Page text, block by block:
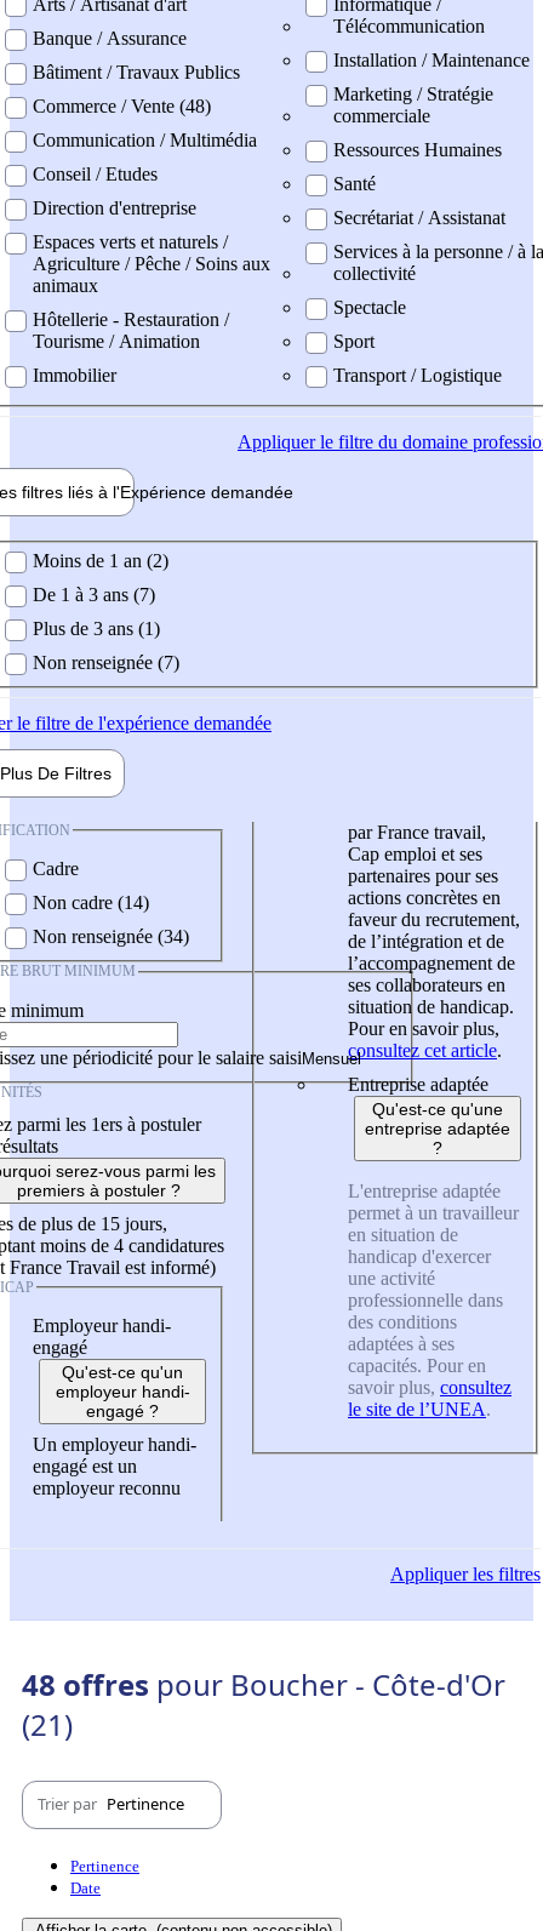
Banque / Assurance
Bâtiment / Travaux Publics
Commerce / Vente (48)
Communication / Multimédia
Conseil / Etudes
Direction d'entreprise
Espaces verts et naturels /
Agriculture / Pêche / Soins aux
animaux
Hôtellerie - Restauration /
Tourisme / Animation
Immobilier
Télécommunication
Installation / Maintenance
Marketing / Stratégie
commerciale
Ressources Humaines
Santé
Secrétariat / Assistanat
Services à la personne / à la
collectivité
Spectacle
Sport
Transport / Logistique
Appliquerle filtre du domaine
filtres liés à l'Expérience demandée
demandée
Moins de 1 an (2)
De 1 à 3 ans (7)
Plus de 3 ans (1)
Non renseignée (7)
le filtre de l'expérience demandée
Plus De Filtres
Cadre
Non cadre (14)
Non renseignée (34)
BRUT MINIMUM
minimum
une périodicité pour le salaire saisi
parmi les 1ers à postuler
serez-vous parmi les
premiers à postuler ?
de plus de 15 jours,
moins de 4 candidatures
France Travail est informé)
Employeur handi-
engagé
Qu'est-ce qu'un
employeur handi-
engagé ?
Un employeur handi-
engagé est un
employeur reconnu
par France travail,
Cap emploi et ses
partenaires pour ses
actions concrètes en
faveur du recrutement,
de l’intégration et de
l’accompagnement de
ses collaborateurs en
situation de handicap.
Pour en savoir plus,
consultez cet article.
Entreprise adaptée
Qu'est-ce qu'une
entreprise adaptée
?
L'entreprise adaptée
permet à un travailleur
en situation de
handicap d'exercer
une activité
professionnelle dans
des conditions
adaptées à ses
capacités. Pour en
savoir plus, consultez
le site de l’UNEA.
Appliquerles filtres
48 offres pour Boucher - Côte-d'Or
(21)
Trier par Pertinence
Pertinence
Date